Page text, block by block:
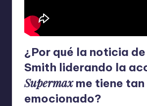
¿Por qué la noticia
Smith liderando la
Supermaxme tiene tan
emocionado?